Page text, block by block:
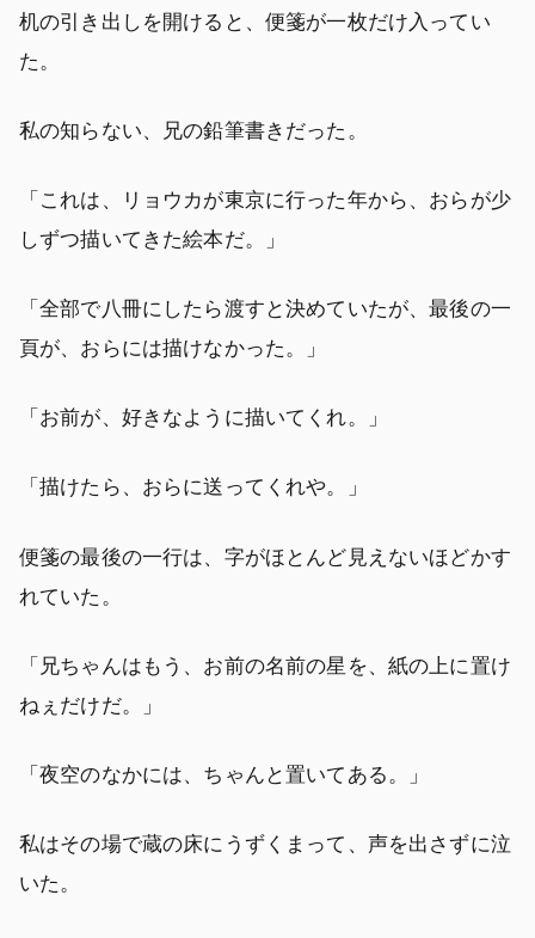
机の引き出しを開けると、便箋が一枚だけ入ってい
た。
私の知らない、兄の鉛筆書きだった。
「これは、リョウカが東京に行った年から、おらが少
しずつ描いてきた絵本だ。」
「全部で八冊にしたら渡すと決めていたが、最後の一
頁が、おらには描けなかった。」
「お前が、好きなように描いてくれ。」
「描けたら、おらに送ってくれや。」
便箋の最後の一行は、字がほとんど見えないほどかす
れていた。
「兄ちゃんはもう、お前の名前の星を、紙の上に置け
ねぇだけだ。」
「夜空のなかには、ちゃんと置いてある。」
私はその場で蔵の床にうずくまって、声を出さずに泣
いた。